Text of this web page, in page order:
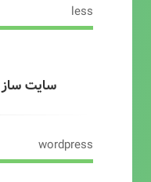
less
سایت ساز CMS
wordpress